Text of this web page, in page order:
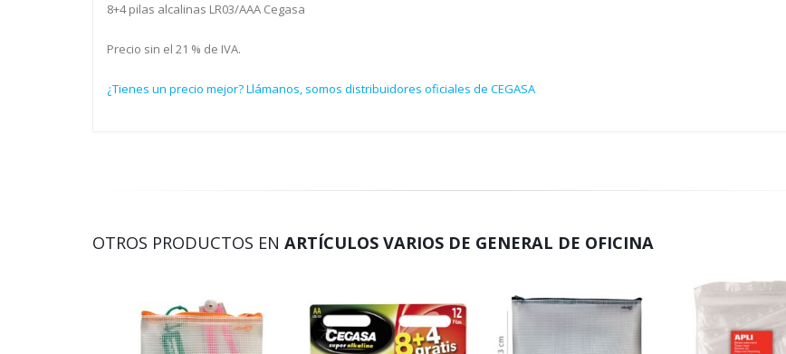
8+4 pilas alcalinas LR03/AAA Cegasa
Precio sin el 21 % de IVA.
¿Tienes un precio mejor? Llámanos, somos distribuidores oficiales de CEGASA
OTROS PRODUCTOS EN ARTÍCULOS VARIOS DE GENERAL DE OFICINA